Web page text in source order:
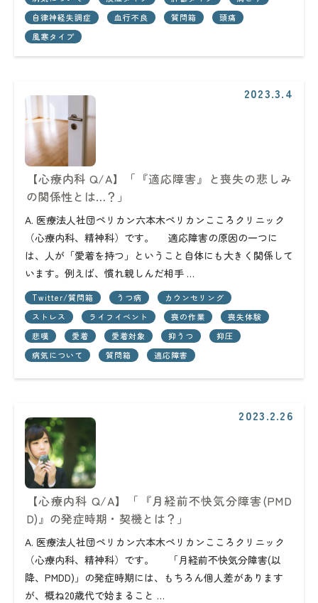
自律神経失調症
血行不良 質問箱
頭痛
風寒タイプ
2023.3.4
【心療内科 Q/A】「『適応障害』と喪失の悲しみ
の関係性とは…？」
A. 医療法人社団ペリカン六本木ペリカンこころクリニック
（心療内科、精神科）です。 適応障害の原因の一つに
は、人が「愛着を持つ」ということ自体にも大きく関係して
います。例えば、慣れ親しんだ相手 …
Twitter/質問箱 うつ病
カウンセリング
ストレス
ライフイベント 喪の作業
喪失体験
悲嘆
愛着 愛着対象 抑うつ
抑圧
病気について
質問箱 適応障害
2023.2.26
【心療内科 Q/A】「『月経前不快気分障害(PMD
D)』の発症時期・契機とは？」
A. 医療法人社団ペリカン六本木ペリカンこころクリニック
（心療内科、精神科）です。 「月経前不快気分障害(以
降、PMDD)」の発症時期には、もちろん個人差があります
が、概ね20歳代で始まること …